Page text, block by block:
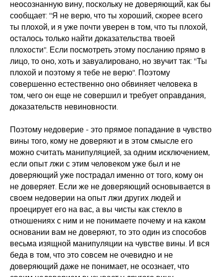
неосознанную вину, поскольку не доверяющий, как бы
сообщает: "Я не верю, что ты хороший, скорее всего
ты плохой, и я уже почти уверен в том, что ты плохой,
осталось только найти доказательства твоей
плохости". Если посмотреть этому посланию прямо в
лицо, то оно, хоть и завуалировано, но звучит так: "Ты
плохой и поэтому я тебе не верю". Поэтому
совершенно естественно оно обвиняет человека в
том, чего он еще не совершил и требует оправдания,
доказательств невиновности.
Поэтому недоверие - это прямое попадание в чувство
вины того, кому не доверяют и в этом смысле его
можно считать манипуляцией, за одним исключением,
если опыт лжи с этим человеком уже был и не
доверяющий уже пострадал именно от того, кому он
не доверяет. Если же не доверяющий основывается в
своем недоверии на опыт лжи других людей и
проецирует его на вас, а вы чисты как стекло в
отношениях с ним и не понимаете почему и на каком
основании вам не доверяют, то это один из способов
весьма изящной манипуляции на чувстве вины. И вся
беда в том, что это совсем не очевидно и не
доверяющий даже не понимает, не осознает, что